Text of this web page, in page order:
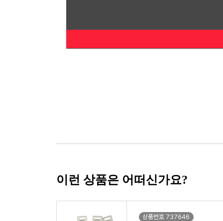
이런 상품은 어떠신가요?
상품번호 737646